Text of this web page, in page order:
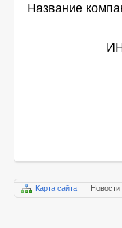
Название
Карта сайта